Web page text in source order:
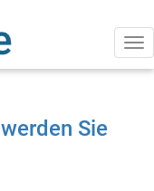
werden Sie